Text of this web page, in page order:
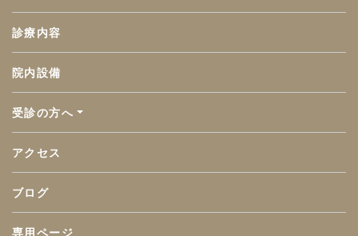
診療内容
院内設備
受診の方へ
アクセス
ブログ
専用ページ